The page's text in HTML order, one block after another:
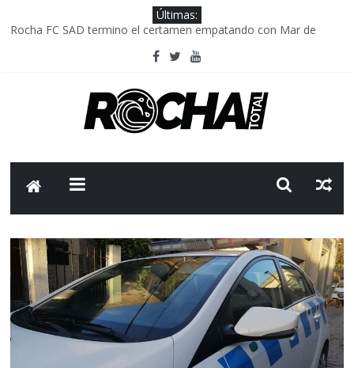
Últimas:
Rocha FC SAD termino el certamen empatando con Mar de
Delegación parlamentaria uruguaya llega a Israel; el Frente
Caso Charles Carrera: la causa que sobrevivió al paso del tiempo
Criminalidad en Uruguay: menos delitos,los homicidios son lo